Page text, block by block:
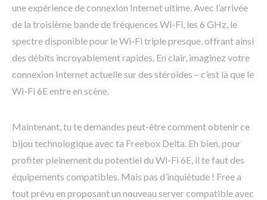
une expérience de connexion Internet ultime. Avec l’arrivée
de la troisième bande de fréquences Wi-Fi, les 6 GHz, le
spectre disponible pour le Wi-Fi triple presque, offrant ainsi
des débits incroyablement rapides. En clair, imaginez votre
connexion Internet actuelle sur des stéroïdes – c’est là que le
Wi-Fi 6E entre en scène.
Maintenant, tu te demandes peut-être comment obtenir ce
bijou technologique avec ta Freebox Delta. Eh bien, pour
profiter pleinement du potentiel du Wi-Fi 6E, il te faut des
équipements compatibles. Mais pas d’inquiétude ! Free a
tout prévu en proposant un nouveau server compatible avec